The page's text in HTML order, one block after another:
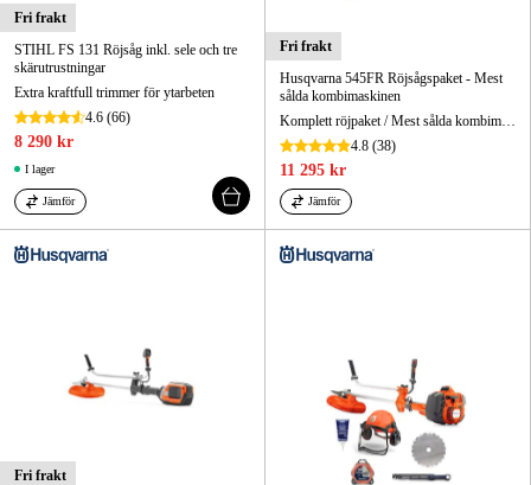
Fri frakt
STIHL FS 131 Röjsåg inkl. sele och tre
skärutrustningar
Extra kraftfull trimmer för ytarbeten
4.6 (66)
8 290 kr
I lager
Jämför
Fri frakt
Husqvarna 545FR Röjsågspaket - Mest
sålda kombimaskinen
Komplett röjpaket / Mest sålda kombimaskinen / Redo att användas direkt
4.8 (38)
11 295 kr
Jämför
Fri frakt